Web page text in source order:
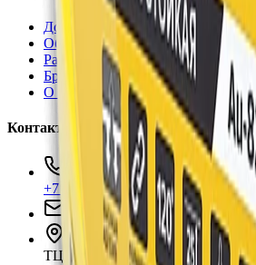
Доставка и оплата
Обучение
Распродажа
Бренды
О компании
Контакты
+7 (495) 135-35-99
sales@insafe.ru
Москва, Люблинская ул., 153.
ТЦ «Люблю Молл», -1 уровень